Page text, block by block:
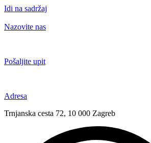
Idi na sadržaj
Nazovite nas
Pošaljite upit
Adresa
Trnjanska cesta 72, 10 000 Zagreb